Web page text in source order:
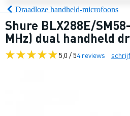
Draadloze handheld-microfoons
Shure BLX288E/
MHz) dual handheld
5,0 / 54 reviews